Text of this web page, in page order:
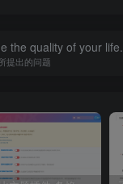
the quality of your life.
提出的问题